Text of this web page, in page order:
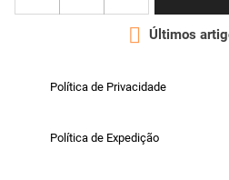
 Últimos
Política de Privacidade
Política de Expedição